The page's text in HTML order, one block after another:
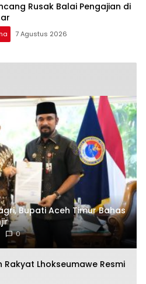
Rusak Balai Pengajian di
7 Agustus 2026
Bupati Aceh Timur Bahas
0
Rakyat Lhokseumawe Resmi